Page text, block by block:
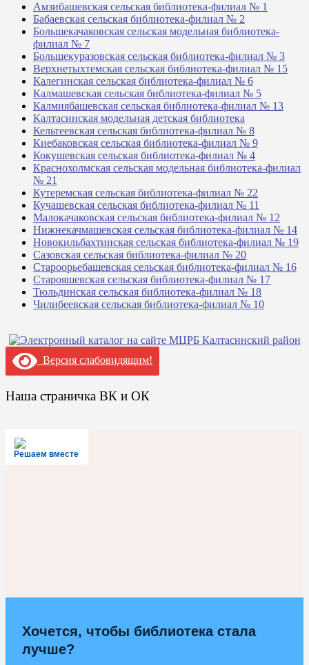
Амзибашевская сельская библиотека-филиал № 1
Бабаевская сельская библиотека-филиал № 2
Большекачаковская сельская модельная библиотека-
филиал № 7
Большекуразовская сельская библиотека-филиал № 3
Верхнетыхтемская сельская библиотека-филиал № 15
Калегинская сельская библиотека-филиал № 6
Калмашевская сельская библиотека-филиал № 5
Калмиябашевская сельская библиотека-филиал № 13
Калтасинская модельная детская библиотека
Кельтеевская сельская библиотека-филиал № 8
Киебаковская сельская библиотека-филиал № 9
Кокушевская сельская библиотека-филиал № 4
Краснохолмская сельская модельная библиотека-филиал
№ 21
Кутеремская сельская библиотека-филиал № 22
Кучашевская сельская библиотека-филиал № 11
Малокачаковская сельская библиотека-филиал № 12
Нижнекачмашевская сельская библиотека-филиал № 14
Новокильбахтинская сельская библиотека-филиал № 19
Сазовская сельская библиотека-филиал № 20
Староорьебашевская сельская библиотека-филиал № 16
Старояшевская сельская библиотека-филиал № 17
Тюльдинская сельская библиотека-филиал № 18
Чилибеевская сельская библиотека-филиал № 10
Версия слабовидящим!
Наша страничка ВК и ОК
Решаем вместе
Хочется, чтобы библиотека стала
лучше?